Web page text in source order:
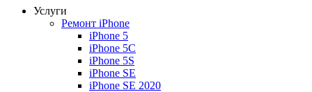
Услуги
Ремонт iPhone
iPhone 5
iPhone 5C
iPhone 5S
iPhone SE
iPhone SE 2020